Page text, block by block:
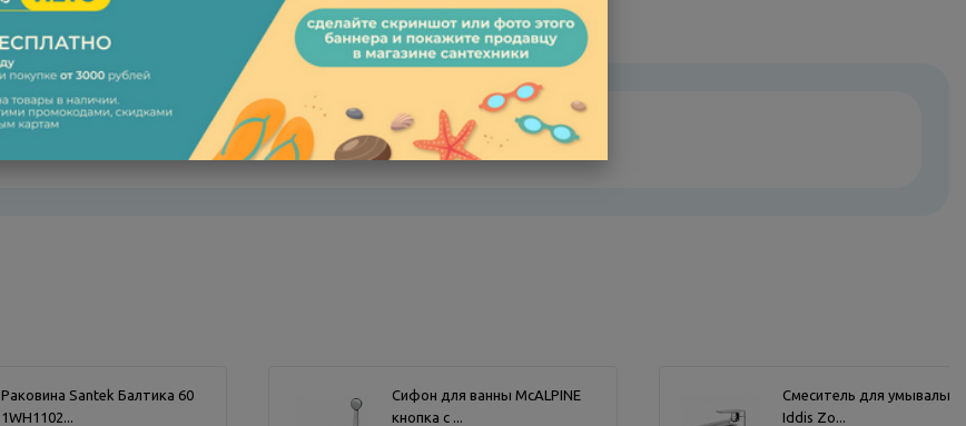
Раковина Santek Балтика 60
1WH1102...
Сифон для ванны McALPINE
кнопка с ...
Смеситель для
Iddis Zo...